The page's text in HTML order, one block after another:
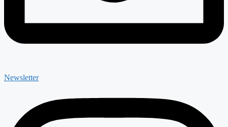
Newsletter